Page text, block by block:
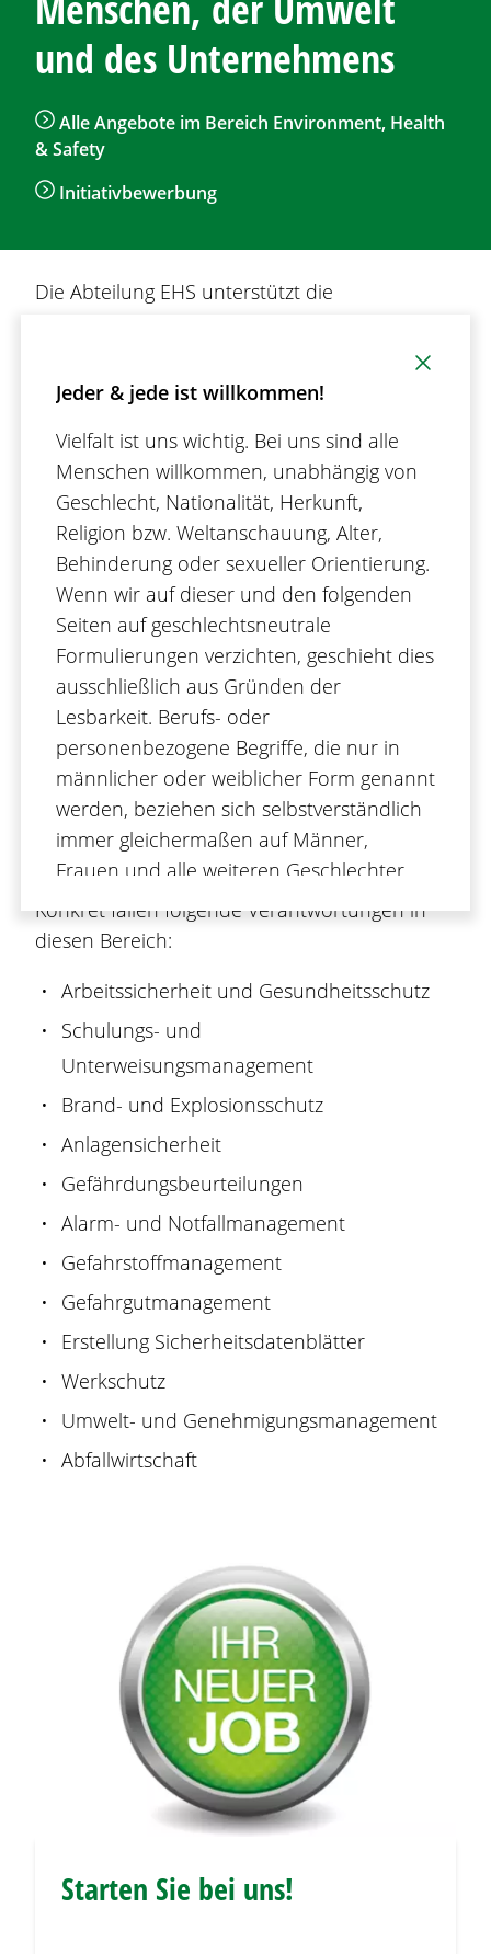
Jeder & jede ist willkommen!
Vielfalt ist uns wichtig. Bei uns sind alle
Menschen willkommen, unabhängig von
Geschlecht, Nationalität, Herkunft,
Religion bzw. Weltanschauung, Alter,
Behinderung oder sexueller Orientierung.
Wenn wir auf dieser und den folgenden
Seiten auf geschlechtsneutrale
Formulierungen verzichten, geschieht dies
ausschließlich aus Gründen der
Lesbarkeit. Berufs- oder
personenbezogene Begriffe, die nur in
männlicher oder weiblicher Form genannt
werden, beziehen sich selbstverständlich
immer gleichermaßen auf Männer,
Frauen und alle weiteren Geschlechter.
und des Unternehmens
Alle Angebote im Bereich Environment, Health
& Safety
Initiativbewerbung
Die Abteilung EHS unterstützt die
Arbeitsplätze sowie bei der Prävention von
beinhaltet insbesondere die Beurteilung von
arbeitsbedingten Gefährdungen, die Beratung
zur Gestaltung von Arbeitsschutzmaßnahmen
und die Schulung von Mitarbeitenden. Dabei
werden unterschiedlichste Themengebiete
behandelt, wie bspw. Maschinensicherheit,
Brand- und Explosionsschutz, ein sicherer
Umgang mit Gefahrstoffen und Ergonomie.
Daneben spielt auch der Umweltschutz eine
zentrale Rolle, insbesondere durch den
Aufbau eines effektiven Abfallmanagements,
der Beratung zum sicheren Versand
gefährlicher Güter und der Überwachung von
Grenzwerten in Abwässern und Emissionen.
Konkret fallen folgende Verantwortungen in
diesen Bereich:
Arbeitssicherheit und Gesundheitsschutz
Schulungs- und
Unterweisungsmanagement
Brand- und Explosionsschutz
Anlagensicherheit
Gefährdungsbeurteilungen
Alarm- und Notfallmanagement
Gefahrstoffmanagement
Gefahrgutmanagement
Erstellung Sicherheitsdatenblätter
Werkschutz
Umwelt- und Genehmigungsmanagement
​​​​​​​Abfallwirtschaft
Starten Sie bei uns!